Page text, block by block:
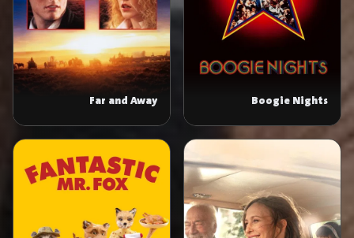
Boogie Nights
Far and Away